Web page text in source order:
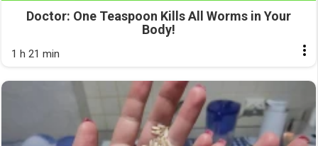
Doctor: One Teaspoon Kills All Worms in Your
Body!
1 h 21 min